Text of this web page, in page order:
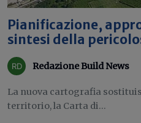
Pianificazione,
sintesi della
Redazione Build News
La nuova cartografia
territorio, la Carta di...